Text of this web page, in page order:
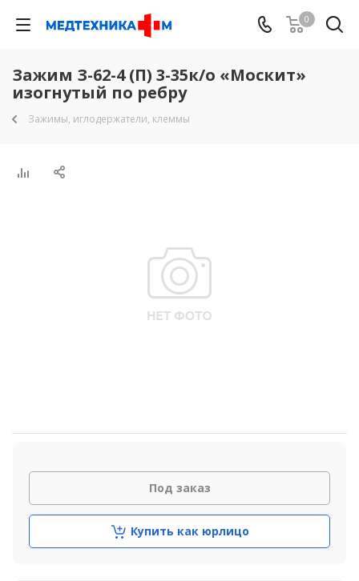
0
Зажим З-62-4 (П) 3-35к/о «Москит»
изогнутый по ребру
Зажимы, иглодержатели, клеммы
Под заказ
Купить как юрлицо